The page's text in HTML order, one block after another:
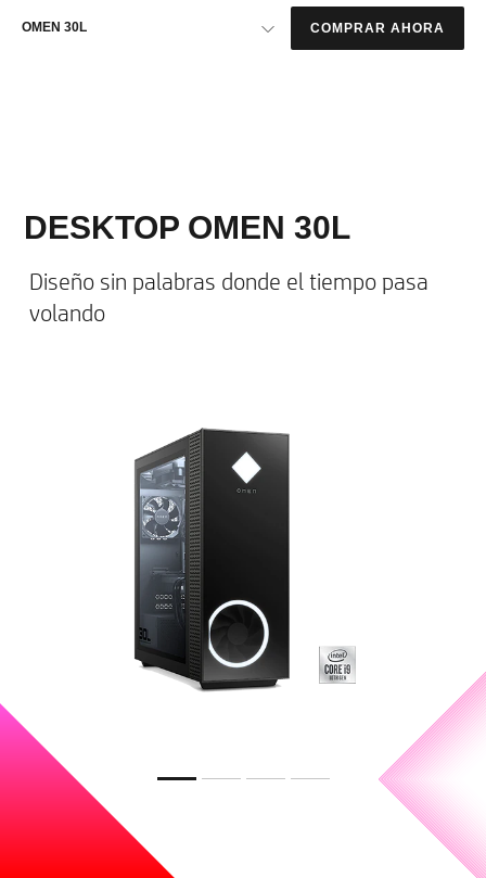
OMEN 30L COMPRAR AHORA
DESKTOP OMEN 30L
Diseño sin palabras donde el tiempo pasa
volando